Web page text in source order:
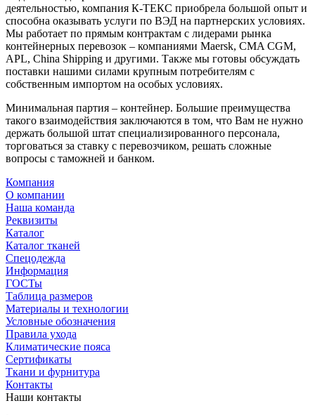
деятельностью, компания К-ТЕКС приобрела большой опыт и
способна оказывать услуги по ВЭД на партнерских условиях.
Мы работает по прямым контрактам с лидерами рынка
контейнерных перевозок – компаниями Maersk, CMA CGM,
APL, China Shipping и другими. Также мы готовы обсуждать
поставки нашими силами крупным потребителям с
собственным импортом на особых условиях.
Минимальная партия – контейнер. Большие преимущества
такого взаимодействия заключаются в том, что Вам не нужно
держать большой штат специализированного персонала,
торговаться за ставку с перевозчиком, решать сложные
вопросы с таможней и банком.
Компания
О компании
Наша команда
Реквизиты
Каталог
Каталог тканей
Спецодежда
Информация
ГОСТы
Таблица размеров
Материалы и технологии
Условные обозначения
Правила ухода
Климатические пояса
Сертификаты
Ткани и фурнитура
Контакты
Наши контакты